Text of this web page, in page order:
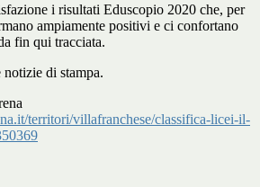
i risultati Eduscopio 2020 che, per
ampiamente positivi e ci confortano
fin qui tracciata.
di stampa.
territori/villafranchese/classifica-licei-il-